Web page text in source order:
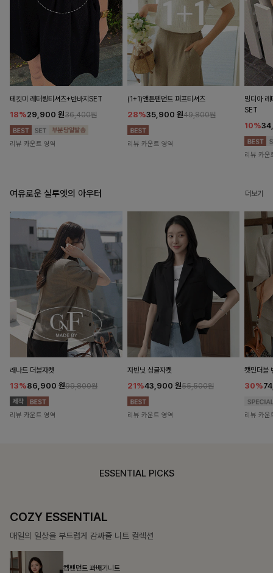
테킷미 레터링티셔츠+반바지SET
18%29,900 원36,400원
리뷰 카운트 영역
(1+1)앤튼펜던트 퍼프티셔츠
28%35,900 원49,800원
리뷰 카운트 영역
밍디아 레
SET
10%
리뷰 카운
여유로운 실루엣의 아우터 더보기
래나드 더블자켓
13%86,900 원99,800원
리뷰 카운트 영역
자빈닛 싱글자켓
21%43,900 원55,500원
리뷰 카운트 영역
캣민더블
30%
리뷰 카운
ESSENTIAL PICKS
COZY ESSENTIAL
매일의 일상을 부드럽게 감싸줄 니트 컬렉션
켐펜던트 꽈배기니트